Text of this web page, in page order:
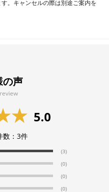
。キャンセルの際は別途ご案内を
の声
review
5.0
： 3件
(3)
(0)
(0)
(0)